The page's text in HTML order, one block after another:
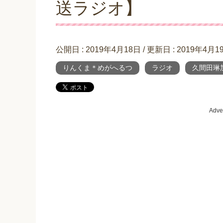
送ラジオ】
公開日 : 2019年4月18日 / 更新日 : 2019年4月
りんくま＊めがへるつ ラジオ 久間田琳